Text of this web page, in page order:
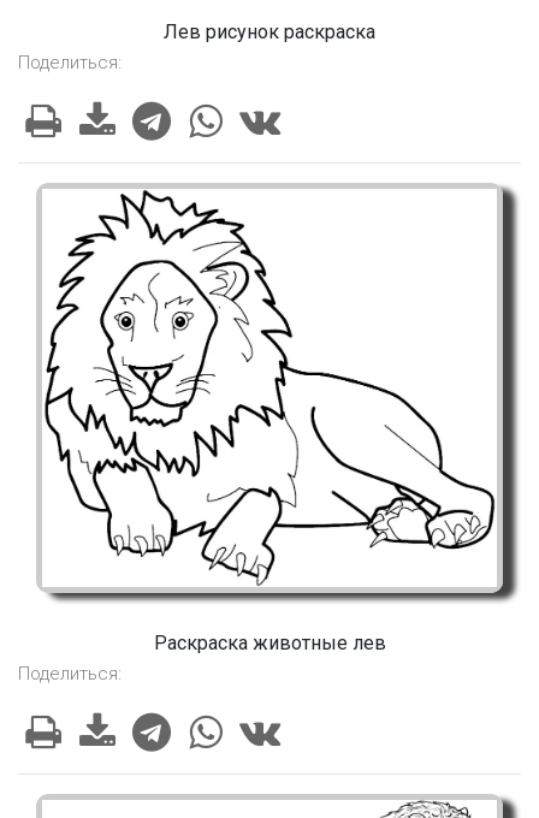
Лев рисунок раскраска
Поделиться:
Раскраска животные лев
Поделиться: